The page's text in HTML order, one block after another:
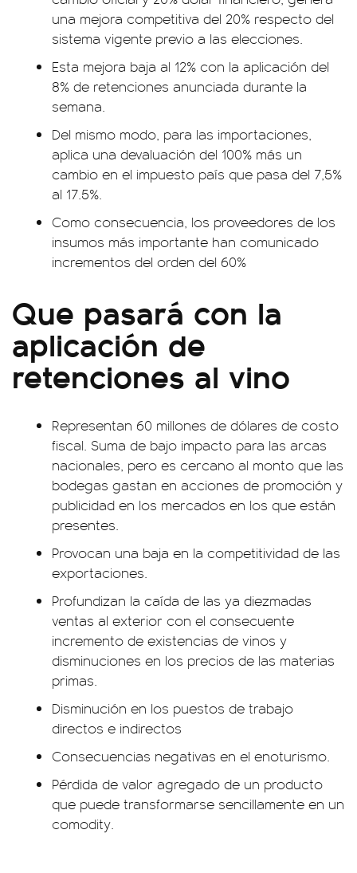
una mejora competitiva del 20% respecto del
sistema vigente previo a las elecciones.
Esta mejora baja al 12% con la aplicación del
8% de retenciones anunciada durante la
semana.
Del mismo modo, para las importaciones,
aplica una devaluación del 100% más un
cambio en el impuesto país que pasa del 7,5%
al 17.5%.
Como consecuencia, los proveedores de los
insumos más importante han comunicado
incrementos del orden del 60%
Que pasará con la
aplicación de
retenciones al vino
Representan 60 millones de dólares de costo
fiscal. Suma de bajo impacto para las arcas
nacionales, pero es cercano al monto que las
bodegas gastan en acciones de promoción y
publicidad en los mercados en los que están
presentes.
Provocan una baja en la competitividad de las
exportaciones.
Profundizan la caída de las ya diezmadas
ventas al exterior con el consecuente
incremento de existencias de vinos y
disminuciones en los precios de las materias
primas.
Disminución en los puestos de trabajo
directos e indirectos
Consecuencias negativas en el enoturismo.
Pérdida de valor agregado de un producto
que puede transformarse sencillamente en un
comodity.